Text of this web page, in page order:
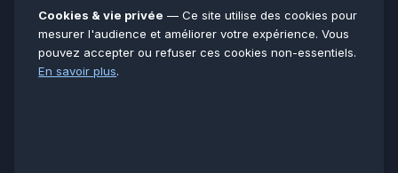
Essonne
Seine-et-Marne
Voir toutes les villes →
Cookies & vie privée — Ce site utilise des cookies pour
mesurer l'audience et améliorer votre expérience. Vous
pouvez accepter ou refuser ces cookies non-essentiels.
En savoir plus.